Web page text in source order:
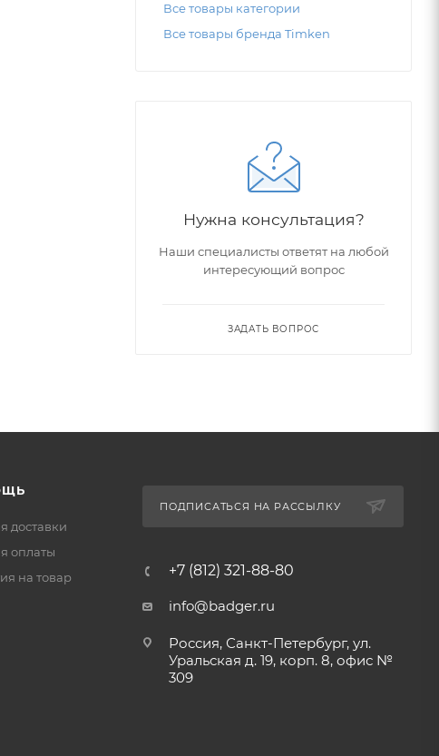
Все товары категории
Все товары бренда Timken
Нужна консультация?
Наши специалисты ответят на любой
интересующий вопрос
ЗАДАТЬ ВОПРОС
доставки
оплаты
на товар
ПОДПИСАТЬСЯ НА РАССЫЛКУ
+7 (812) 321-88-80
info@badger.ru
Россия, Санкт-Петербург, ул.
Уральская д. 19, корп. 8, офис №
309